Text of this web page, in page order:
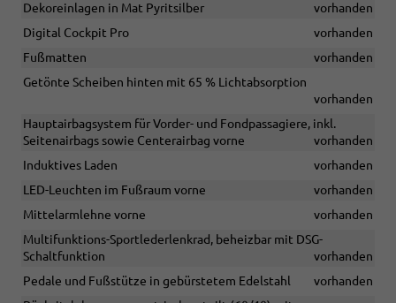
Dekoreinlagen in Mat Pyritsilber
vorhanden
Digital Cockpit Pro
vorhanden
Fußmatten
vorhanden
Getönte Scheiben hinten mit 65 % Lichtabsorption
vorhanden
Hauptairbagsystem für Vorder- und Fondpassagiere, inkl.
Seitenairbags sowie Centerairbag vorne
vorhanden
Induktives Laden
vorhanden
LED-Leuchten im Fußraum vorne
vorhanden
Mittelarmlehne vorne
vorhanden
Multifunktions-Sportlederlenkrad, beheizbar mit DSG-
Schaltfunktion
vorhanden
Pedale und Fußstütze in gebürstetem Edelstahl
vorhanden